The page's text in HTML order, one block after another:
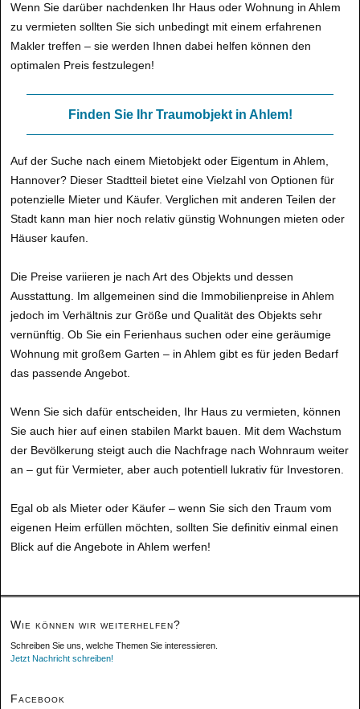
Wenn Sie darüber nachdenken Ihr Haus oder Wohnung in Ahlem
zu vermieten sollten Sie sich unbedingt mit einem erfahrenen
Makler treffen – sie werden Ihnen dabei helfen können den
optimalen Preis festzulegen!
Finden Sie Ihr Traumobjekt in Ahlem!
Auf der Suche nach einem Mietobjekt oder Eigentum in Ahlem,
Hannover? Dieser Stadtteil bietet eine Vielzahl von Optionen für
potenzielle Mieter und Käufer. Verglichen mit anderen Teilen der
Stadt kann man hier noch relativ günstig Wohnungen mieten oder
Häuser kaufen.
Die Preise variieren je nach Art des Objekts und dessen
Ausstattung. Im allgemeinen sind die Immobilienpreise in Ahlem
jedoch im Verhältnis zur Größe und Qualität des Objekts sehr
vernünftig. Ob Sie ein Ferienhaus suchen oder eine geräumige
Wohnung mit großem Garten – in Ahlem gibt es für jeden Bedarf
das passende Angebot.
Wenn Sie sich dafür entscheiden, Ihr Haus zu vermieten, können
Sie auch hier auf einen stabilen Markt bauen. Mit dem Wachstum
der Bevölkerung steigt auch die Nachfrage nach Wohnraum weiter
an – gut für Vermieter, aber auch potentiell lukrativ für Investoren.
Egal ob als Mieter oder Käufer – wenn Sie sich den Traum vom
eigenen Heim erfüllen möchten, sollten Sie definitiv einmal einen
Blick auf die Angebote in Ahlem werfen!
Wie können wir weiterhelfen?
Schreiben Sie uns, welche Themen Sie interessieren.
Jetzt Nachricht schreiben!
Facebook